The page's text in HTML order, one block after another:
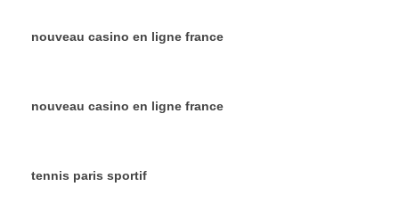
nouveau casino en ligne france
nouveau casino en ligne france
tennis paris sportif